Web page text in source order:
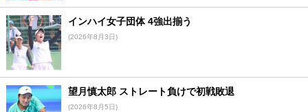
インハイ女子団体 4強出揃う
(2026年8月3日)
望月慎太郎 ストレート負けで初戦敗退
(2026年8月5日)